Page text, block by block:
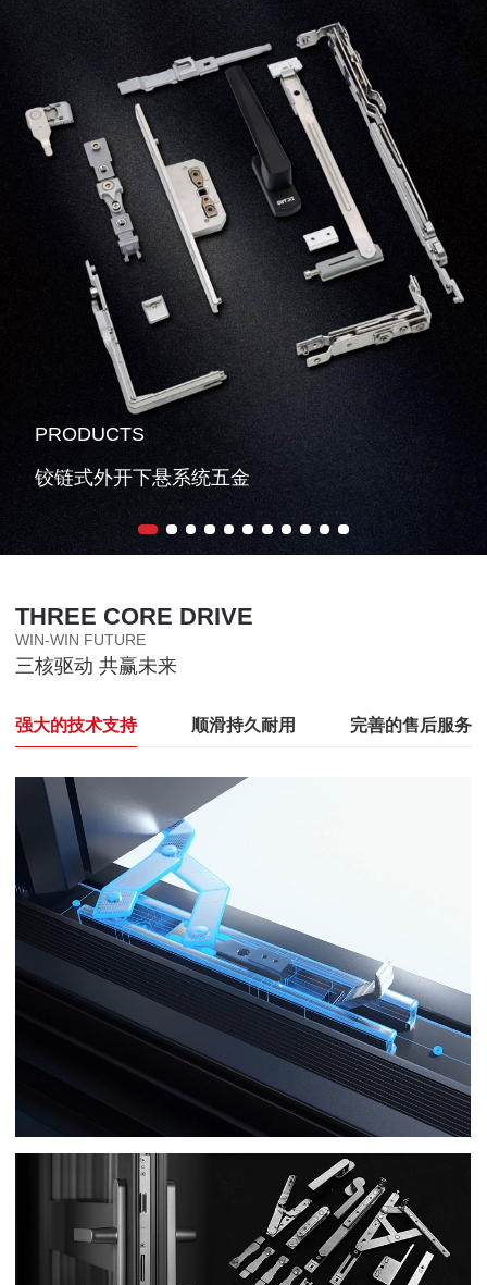
PRODUCTS
铰链式外开下悬系统五金
THREE CORE DRIVE
WIN-WIN FUTURE
三核驱动 共赢未来
强大的技术支持 顺滑持久耐用 完善的售后服务